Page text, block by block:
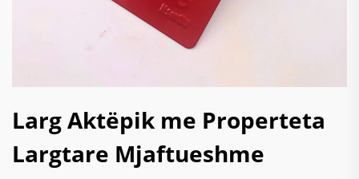
Larg Aktëpik me Properteta
Largtare Mjaftueshme